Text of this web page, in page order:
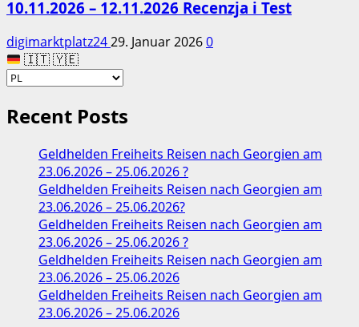
10.11.2026 – 12.11.2026 Recenzja i Test
digimarktplatz2429. Januar 20260
🇮🇹 🇾🇪
Recent Posts
Geldhelden Freiheits Reisen nach Georgien am
23.06.2026 – 25.06.2026 ?
Geldhelden Freiheits Reisen nach Georgien am
23.06.2026 – 25.06.2026?
Geldhelden Freiheits Reisen nach Georgien am
23.06.2026 – 25.06.2026 ?
Geldhelden Freiheits Reisen nach Georgien am
23.06.2026 – 25.06.2026
Geldhelden Freiheits Reisen nach Georgien am
23.06.2026 – 25.06.2026